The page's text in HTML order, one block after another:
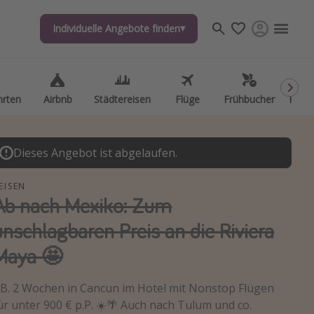
Individuelle Angebote finden
Airbnb Städtereisen Flüge Frühbucher
Dieses Angebot ist abgelaufen.
nach Mexiko: Zum
Preis an die Riviera
🤩
2 Wochen in Cancun im Hotel mit Nonstop Flügen
unter 900 € p.P. ☀️🌴 Auch nach Tulum und co.